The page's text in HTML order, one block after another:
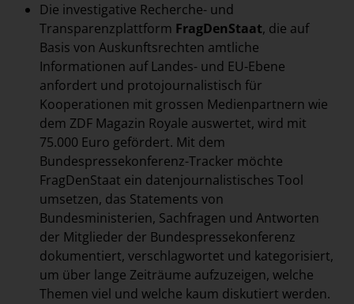
Die investigative Recherche- und
Transparenzplattform FragDenStaat, die auf
Basis von Auskunftsrechten amtliche
Informationen auf Landes- und EU-Ebene
anfordert und protojournalistisch für
Kooperationen mit grossen Medienpartnern wie
dem ZDF Magazin Royale auswertet, wird mit
75.000 Euro gefördert. Mit dem
Bundespressekonferenz-Tracker möchte
FragDenStaat ein datenjournalistisches Tool
umsetzen, das Statements von
Bundesministerien, Sachfragen und Antworten
der Mitglieder der Bundespressekonferenz
dokumentiert, verschlagwortet und kategorisiert,
um über lange Zeiträume aufzuzeigen, welche
Themen viel und welche kaum diskutiert werden.